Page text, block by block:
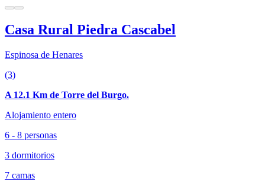
Casa Rural Piedra Cascabel
Espinosa de Henares
(3)
A 12.1 Km de Torre del Burgo.
Alojamiento entero
6 - 8 personas
3 dormitorios
7 camas